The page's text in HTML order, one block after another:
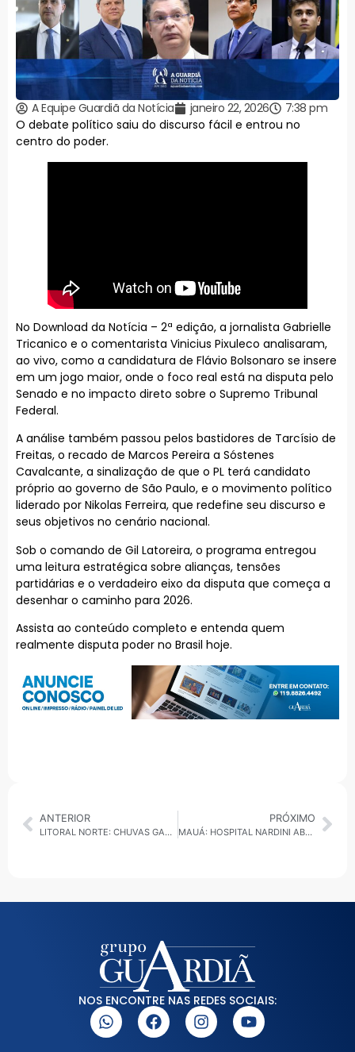
A Equipe Guardiã da Notícia janeiro 22, 2026
7:38 pm
O debate político saiu do discurso fácil e entrou no
centro do poder.
No Download da Notícia – 2ª edição, a jornalista Gabrielle
Tricanico e o comentarista Vinicius Pixuleco analisaram,
ao vivo, como a candidatura de Flávio Bolsonaro se insere
em um jogo maior, onde o foco real está na disputa pelo
Senado e no impacto direto sobre o Supremo Tribunal
Federal.
A análise também passou pelos bastidores de Tarcísio de
Freitas, o recado de Marcos Pereira a Sóstenes
Cavalcante, a sinalização de que o PL terá candidato
próprio ao governo de São Paulo, e o movimento político
liderado por Nikolas Ferreira, que redefine seu discurso e
seus objetivos no cenário nacional.
Sob o comando de Gil Latoreira, o programa entregou
uma leitura estratégica sobre alianças, tensões
partidárias e o verdadeiro eixo da disputa que começa a
desenhar o caminho para 2026.
Assista ao conteúdo completo e entenda quem
realmente disputa poder no Brasil hoje.
ANTERIOR
LITORAL NORTE: CHUVAS GANHAM FORÇA E PLUVIÔMETROS JÁ APONTAM ACUMULADOS SIGNIFICATIVOS NA REGIÃO
PRÓXIMO
MAUÁ: HOSPITAL NARDINI ABRE INSCRIÇÕES PARA VISITADORES RELIGIOSOS VOLUNTÁRIOS
NOS ENCONTRE NAS REDES SOCIAIS: